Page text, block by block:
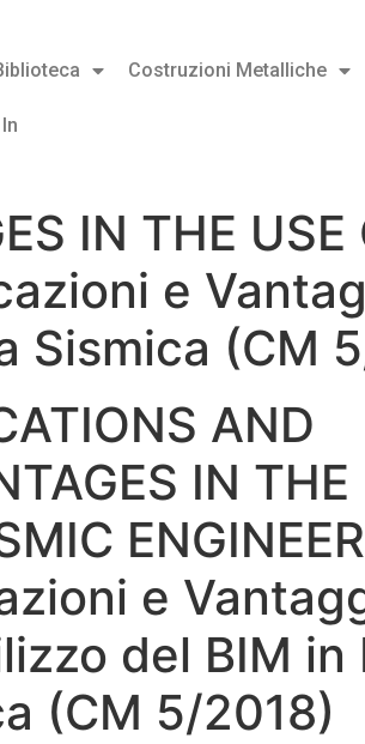
Costruzioni Metalliche
IN THE USE
e
Sismica (CM
AND
IN
e
del BIM
(CM 5/2018)